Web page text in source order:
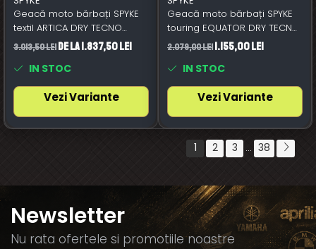
Geacă moto bărbați SPYKE
textil ARTICA DRY TECNO
gri/negru/albastru
3.013,50 Leide la 1.837,50 Lei
IN STOC
Vezi Variante
Geacă moto bărbați SPYKE
touring EQUATOR DRY TECNO
negru/Antracit/galben aprins
2.079,00 Lei1.155,00 Lei
IN STOC
Vezi Variante
1 2 3 ... 38
Newsletter
Nu rata ofertele si promotiile noastre